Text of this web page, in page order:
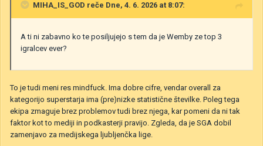
MIHA_IS_GOD reče Dne, 4. 6. 2026 at 8:07:
A ti ni zabavno ko te posiljujejo s tem da je Wemby ze top 3
igralcev ever?
To je tudi meni res mindfuck. Ima dobre cifre, vendar overall za
kategorijo superstarja ima (pre)nizke statistične številke. Poleg tega
ekipa zmaguje brez problemov tudi brez njega, kar pomeni da ni tak
faktor kot to mediji in podkasterji pravijo. Zgleda, da je SGA dobil
zamenjavo za medijskega ljubljenčka lige.